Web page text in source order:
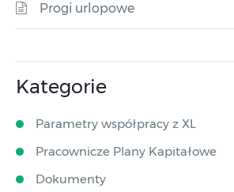
Progi urlopowe
Kategorie
Parametry współpracy z XL
Pracownicze Plany Kapitałowe
Dokumenty